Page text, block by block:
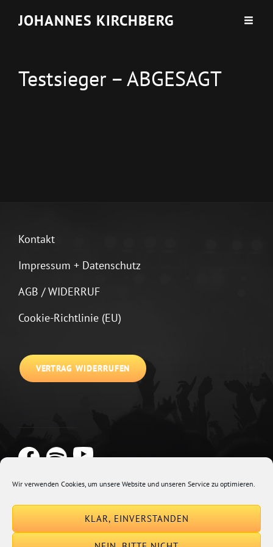
Wir verwenden Cookies, um unsere Website und unseren Service zu optimieren.
KLAR, EINVERSTANDEN
JOHANNES KIRCHBERG
Testsieger – ABGESAGT
Kontakt
Impressum + Datenschutz
AGB / WIDERRUF
Cookie-Richtlinie (EU)
VERTRAG WIDERRUFEN
Euphony By Catch Themes